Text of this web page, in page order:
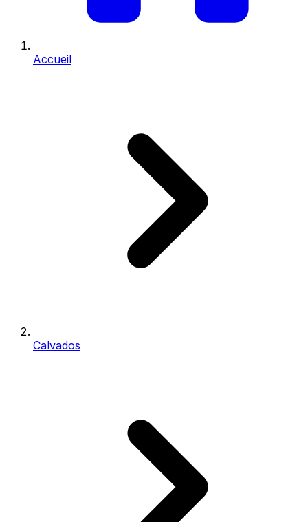
Accueil
Calvados